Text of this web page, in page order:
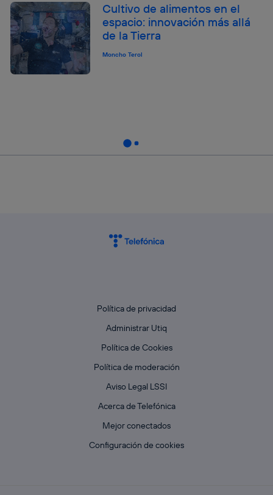
Cultivo de alimentos en el
espacio: innovación más allá
de la Tierra
Moncho Terol
Política de privacidad
Administrar Utiq
Política de Cookies
Política de moderación
Aviso Legal LSSI
Acerca de Telefónica
Mejor conectados
Configuración de cookies